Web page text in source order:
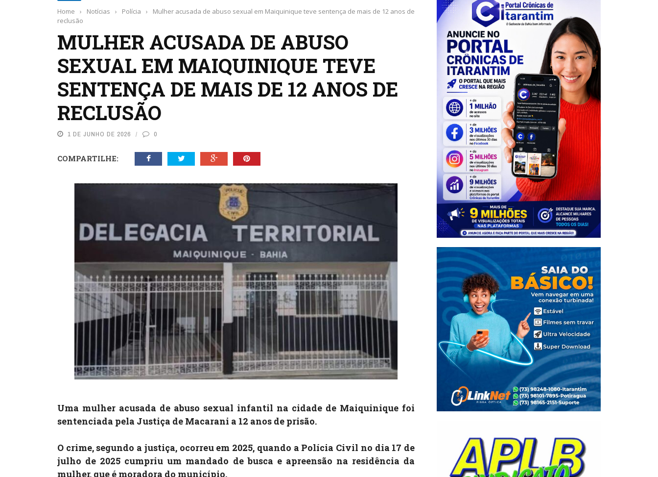
Home › Notícias › Polícia ›
Mulher acusada de abuso sexual em Maiquinique teve sentença de mais de 12 anos de
reclusão
MULHER ACUSADA DE ABUSO
SEXUAL EM MAIQUINIQUE TEVE
SENTENÇA DE MAIS DE 12 ANOS DE
RECLUSÃO
1 DE JUNHO DE 2026 0
COMPARTILHE:
Uma mulher acusada de abuso sexual infantil na cidade de Maiquinique foi
sentenciada pela Justiça de Macarani a 12 anos de prisão.
O crime, segundo a justiça, ocorreu em 2025, quando a Polícia Civil no dia 17 de
julho de 2025 cumpriu um mandado de busca e apreensão na residência da
mulher, que é moradora do município.